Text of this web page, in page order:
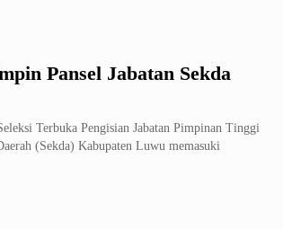
Pansel Jabatan Sekda
Terbuka Pengisian Jabatan Pimpinan Tinggi
(Sekda) Kabupaten Luwu memasuki